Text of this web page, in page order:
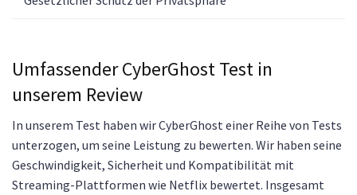
Umfassender CyberGhost Test in
unserem Review
In unserem Test haben wir CyberGhost einer Reihe von Tests
unterzogen, um seine Leistung zu bewerten. Wir haben seine
Geschwindigkeit, Sicherheit und Kompatibilität mit
Streaming-Plattformen wie Netflix bewertet. Insgesamt